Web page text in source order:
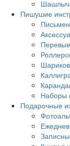
Пишушие
Наборы
Подарочные